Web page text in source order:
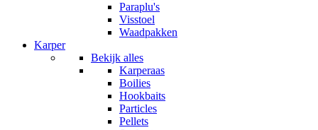
Paraplu's
Visstoel
Waadpakken
Karper
Bekijk alles
Karperaas
Boilies
Hookbaits
Particles
Pellets